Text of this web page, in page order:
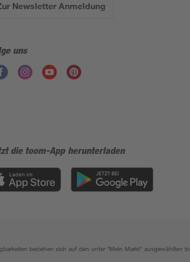
Newsletter Anmeldung
uns
die toom-App herunterladen
beziehen sich auf den unter "Mein Markt" ausgewählten